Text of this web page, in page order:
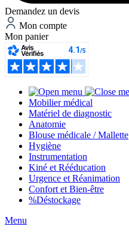
Demandez un devis
Mon compte
Mon panier
Mobilier médical
Matériel de diagnostic
Anatomie
Blouse médicale / Mallette
Hygiène
Instrumentation
Kiné et Rééducation
Urgence et Réanimation
Confort et Bien-être
%Déstockage
Menu